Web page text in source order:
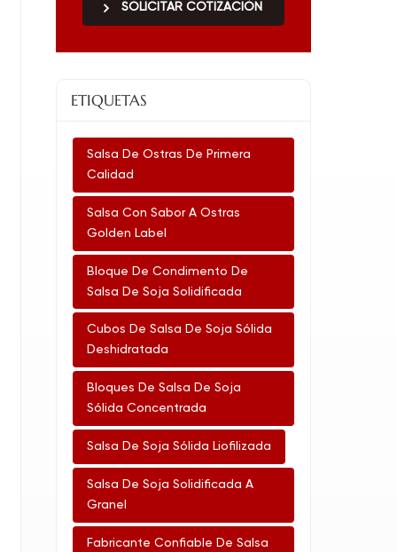
SOLICITAR COTIZACIÓN
ETIQUETAS
Salsa De Ostras De Primera
Calidad
Salsa Con Sabor A Ostras
Golden Label
Bloque De Condimento De
Salsa De Soja Solidificada
Cubos De Salsa De Soja Sólida
Deshidratada
Bloques De Salsa De Soja
Sólida Concentrada
Salsa De Soja Sólida Liofilizada
Salsa De Soja Solidificada A
Granel
Fabricante Confiable De Salsa